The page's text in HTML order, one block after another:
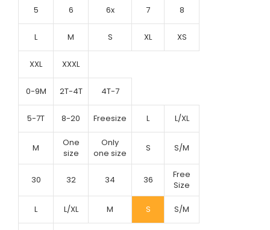
5 6 6x 7 8
L M S XL XS
XXL XXXL
0-9M 2T-4T 4T-7
5-7T 8-20 Freesize L L/XL
M
One
size
Only
one size
S S/M
30 32 34 36
Free
Size
L L/XL M S S/M